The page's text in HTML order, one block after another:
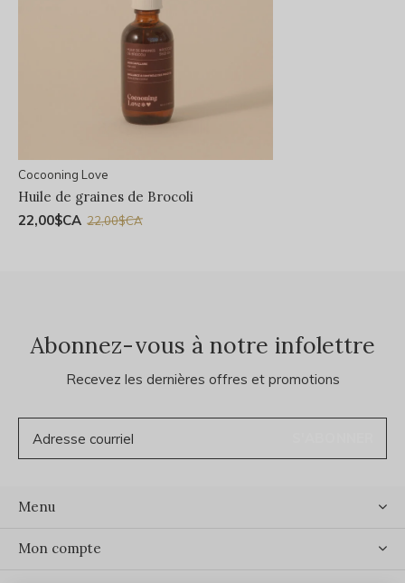
Cocooning Love
Huile de graines de Brocoli
22,00$CA 22,00$CA
Abonnez-vous à notre infolettre
Recevez les dernières offres et promotions
Menu
Mon compte